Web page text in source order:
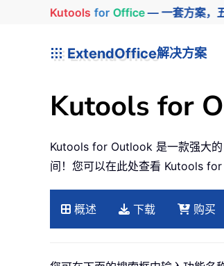
Kutools for Office— 一套方案，
ExtendOffice解决方案
Kutools for
Kutools for Outlook 是一款强大
间！您可以在此处查看 Kutools for
概述 下载 购买